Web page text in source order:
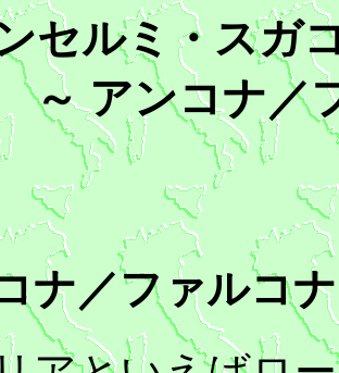
セルミ・スガ
コナ／ファ
ナ／ファルコ